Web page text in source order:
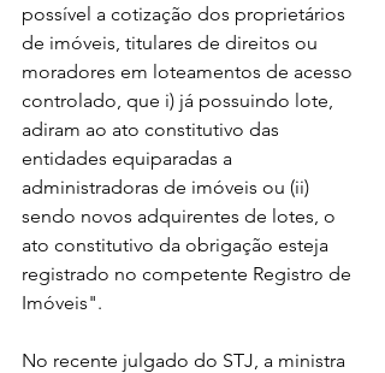
possível a cotização dos proprietários
de imóveis, titulares de direitos ou
moradores em loteamentos de acesso
controlado, que i) já possuindo lote,
adiram ao ato constitutivo das
entidades equiparadas a
administradoras de imóveis ou (ii)
sendo novos adquirentes de lotes, o
ato constitutivo da obrigação esteja
registrado no competente Registro de
Imóveis".
No recente julgado do STJ, a ministra